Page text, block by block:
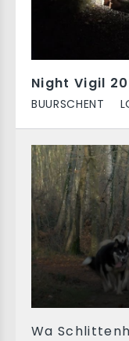
Night Vigil
BUURSCHENT
Wa